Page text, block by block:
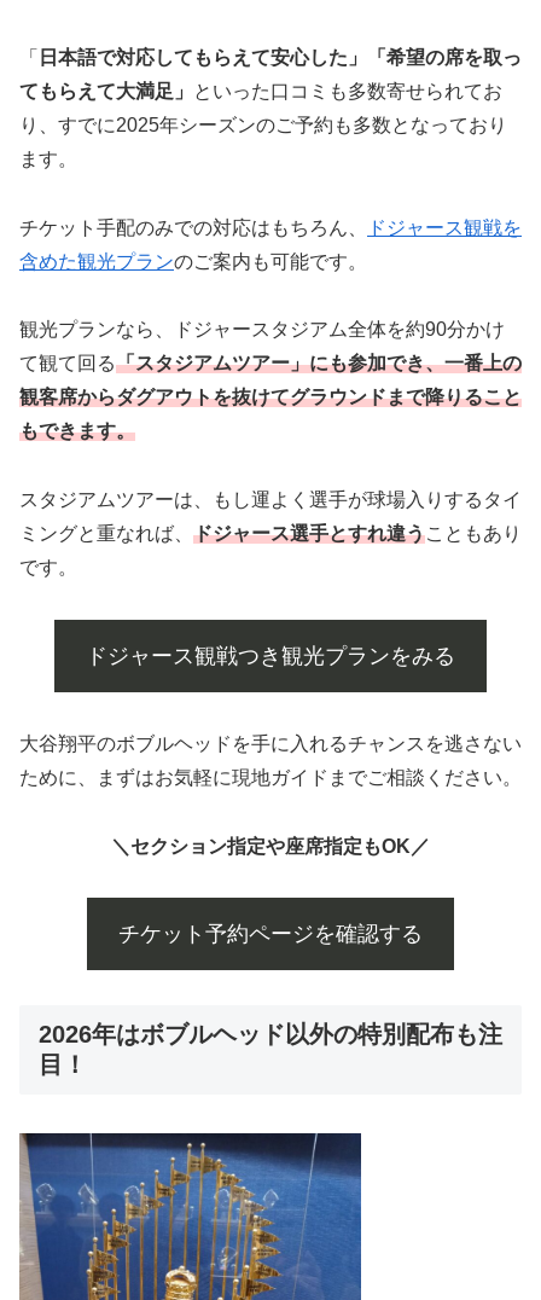
「 日本語で対応してもらえて安心した」「希望の席を取っ
てもらえて大満足」
といった口コミも多数寄せられてお
り、すでに2025年シーズンのご予約も多数となっており
ます。
チケット手配のみでの対応はもちろん、
ドジャース観戦を
含めた観光プランのご案内も可能です。
観光プランなら、ドジャースタジアム全体を約90分かけ
て観て回る「スタジアムツアー」にも参加でき、一番上の
観客席からダグアウトを抜けてグラウンドまで降りること
もできます。
スタジアムツアーは、もし運よく選手が球場入りするタイ
ミングと重なれば、 ドジャース選手とすれ違うこともあり
です。
ドジャース観戦つき観光プランをみる
大谷翔平のボブルヘッドを手に入れるチャンスを逃さない
ために、まずはお気軽に現地ガイドまでご相談ください。
＼セクション指定や座席指定もOK／
チケット予約ページを確認する
2026年はボブルヘッド以外の特別配布も注
目！